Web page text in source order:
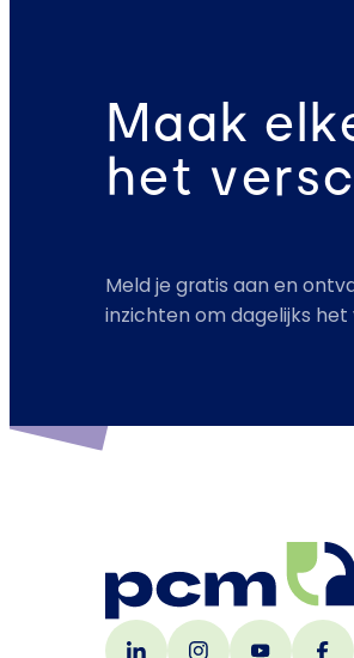
Maak
het
Meld je gratis aan en
inzichten om dagelijks